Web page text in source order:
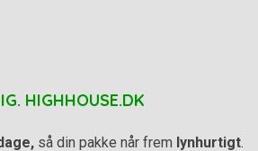
HIGHHOUSE.DK
så din pakke når frem lynhurtigt